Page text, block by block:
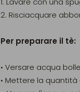
2. Risciacquare
Per preparare il tè:
• Versare acqua
• Mettere la